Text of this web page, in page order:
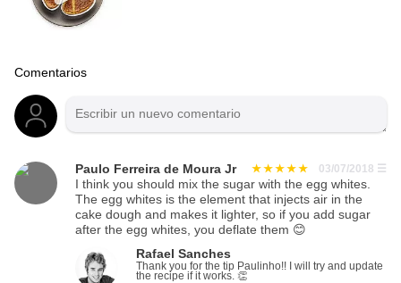
Comentarios
Paulo Ferreira de Moura Jr 03/07/2018 ☰
I think you should mix the sugar with the egg whites.
The egg whites is the element that injects air in the
cake dough and makes it lighter, so if you add sugar
after the egg whites, you deflate them 😊
Rafael Sanches
Thank you for the tip Paulinho!! I will try and update
the recipe if it works. 👏